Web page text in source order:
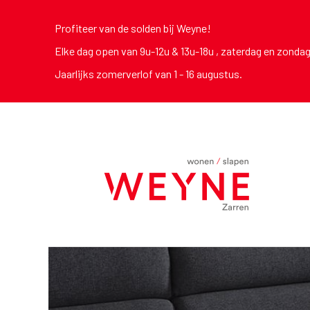
Profiteer van de solden bij Weyne!
Elke dag open van 9u-12u & 13u-18u , zaterdag en
Jaarlijks zomerverlof van 1 - 16 augustus.